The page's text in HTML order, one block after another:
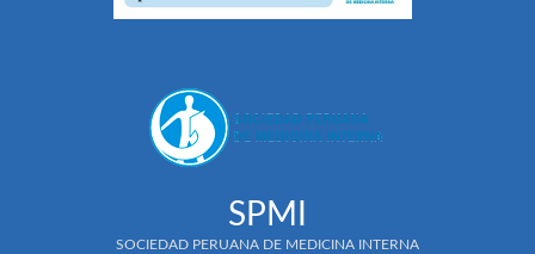
SPMI
SOCIEDAD PERUANA DE MEDICINA INTERNA